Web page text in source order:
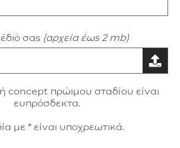
σας (αρχεία έως 2 mb)
ή concept πρώιμου σταδίου είναι
ευπρόσδεκτα.
με * είναι υποχρεωτικά.